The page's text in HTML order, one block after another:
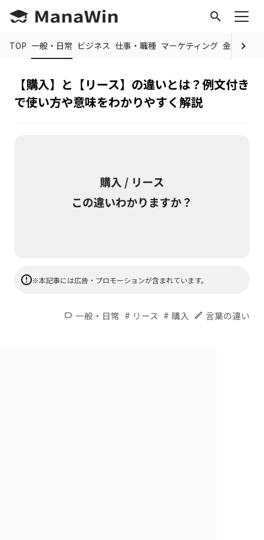
search
TOP 一般・日常 ビジネス 仕事・職種 マーケティング 金融 制度
【購入】と【リース】の違いとは？例文付き
で使い方や意味をわかりやすく解説
※本記事には広告・プロモーションが含まれています。
label 一般・日常 # リース # 購入 edit 言葉の違い